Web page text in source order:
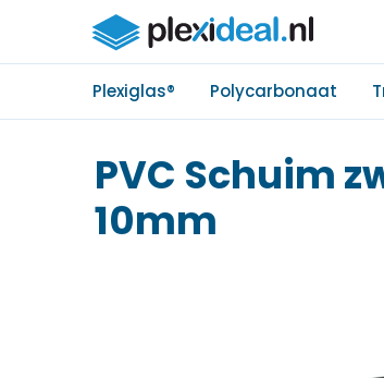
Plexiglas® Polycarbonaat
PVC Schuim
10mm